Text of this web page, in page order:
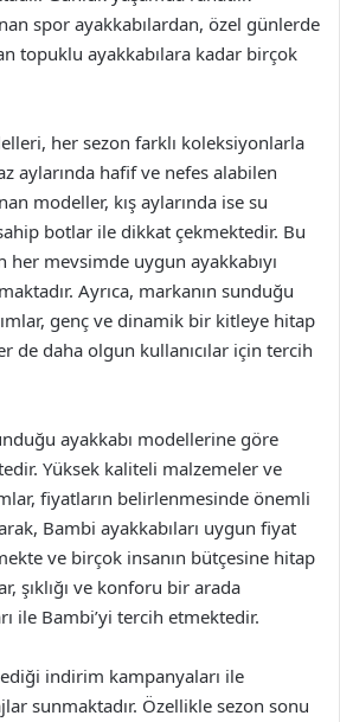
spor ayakkabılardan, özel günlerde
topuklu ayakkabılara kadar birçok
her sezon farklı koleksiyonlarla
aylarında hafif ve nefes alabilen
modeller, kış aylarında ise su
botlar ile dikkat çekmektedir. Bu
her mevsimde uygun ayakkabıyı
Ayrıca, markanın sunduğu
genç ve dinamik bir kitleye hitap
de daha olgun kullanıcılar için tercih
ayakkabı modellerine göre
Yüksek kaliteli malzemeler ve
fiyatların belirlenmesinde önemli
Bambi ayakkabıları uygun fiyat
ve birçok insanın bütçesine hitap
şıklığı ve konforu bir arada
ile Bambi’yi tercih etmektedir.
indirim kampanyaları ile
sunmaktadır. Özellikle sezon sonu